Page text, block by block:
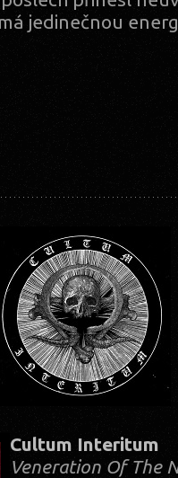
jedinečnou
Cultum Interitum
Veneration Of The